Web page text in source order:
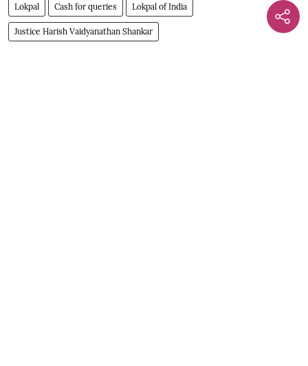
Lokpal Cash for queries Lokpal of India
Justice Harish Vaidyanathan Shankar